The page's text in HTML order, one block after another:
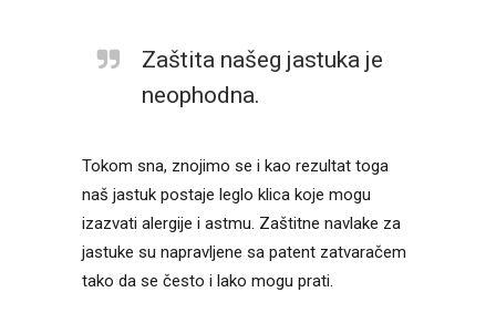
Zaštita našeg jastuka je
neophodna.
Tokom sna, znojimo se i kao rezultat toga
naš jastuk postaje leglo klica koje mogu
izazvati alergije i astmu. Zaštitne navlake za
jastuke su napravljene sa patent zatvaračem
tako da se često i lako mogu prati.